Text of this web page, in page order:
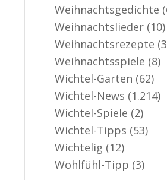
Weihnachtsgedichte
Weihnachtslieder (10)
Weihnachtsrezepte
Weihnachtsspiele (8)
Wichtel-Garten (62)
Wichtel-News (1.214)
Wichtel-Spiele (2)
Wichtel-Tipps (53)
Wichtelig (12)
Wohlfühl-Tipp (3)